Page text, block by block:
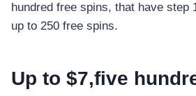
hundred free spins, that have step
up to 250 free spins.
Up to $7,five